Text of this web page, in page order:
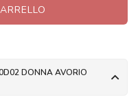
DONNA AVORIO